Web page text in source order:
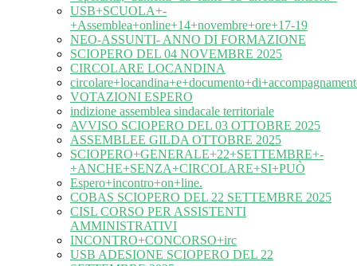
USB+SCUOLA+-
+Assemblea+online+14+novembre+ore+17-19
NEO-ASSUNTI- ANNO DI FORMAZIONE
SCIOPERO DEL 04 NOVEMBRE 2025
CIRCOLARE LOCANDINA
VOTAZIONI ESPERO
indizione assemblea sindacale territoriale
AVVISO SCIOPERO DEL 03 OTTOBRE 2025
ASSEMBLEE GILDA OTTOBRE 2025
SCIOPERO+GENERALE+22+SETTEMBRE+-
+ANCHE+SENZA+CIRCOLARE+SI+PUÒ
Espero+incontro+on+line.
COBAS SCIOPERO DEL 22 SETTEMBRE 2025
CISL CORSO PER ASSISTENTI
AMMINISTRATIVI
INCONTRO+CONCORSO+irc
USB ADESIONE SCIOPERO DEL 22